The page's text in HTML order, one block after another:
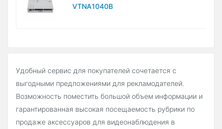
VTNA1040B
Удобный сервис для покупателей сочетается с
выгодными предложениями для рекламодателей.
Возможность поместить большой объем информации и
гарантированная высокая посещаемость рубрики по
продаже аксессуаров для видеонаблюдения в